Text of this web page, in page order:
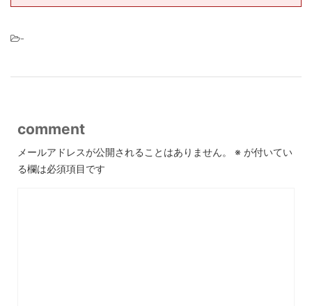
-
comment
メールアドレスが公開されることはありません。 ※ が付いてい
る欄は必須項目です